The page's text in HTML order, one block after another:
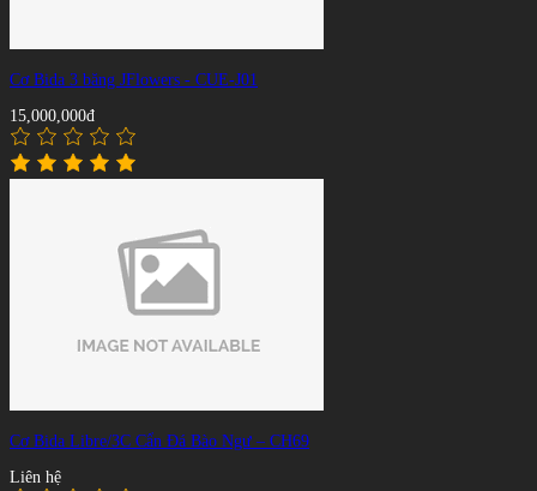
Cơ Bida 3 băng JFlowers - CUE-J01
15,000,000đ
Cơ Bida Libre/3C Cẩn Đá Bào Ngư – CH69
Liên hệ